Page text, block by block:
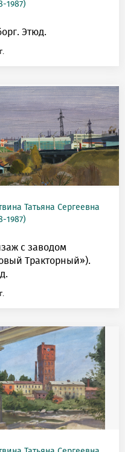
1987)
Этюд.
Татьяна Сергеевна
1987)
с заводом
Тракторный»).